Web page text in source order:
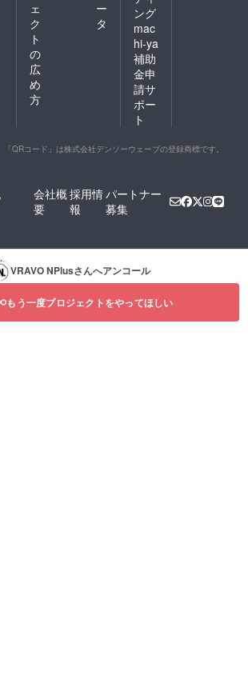
ェ
ク
ト
の
広
め
方
ー
タ
ング
mac
hi-ya
補助
金申
請サ
ポー
ト
「QRコード」は株式会社デンソーウェーブの登録商標です。
会社概
要
採用情
報
パートナー
募集
VRAVO NPlusさんへアンコール
もう一度プロジェクトをやってほしい